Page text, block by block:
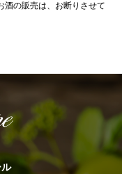
酒の販売は、お断りさせて